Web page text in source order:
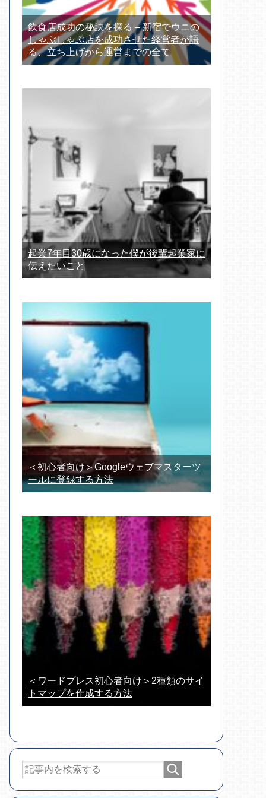
飲食店成功の秘訣を探る – 新宿でウニの
しゃぶしゃぶ店を成功させた経営者が語
る、立ち上げから運営までの全て
起業7年目30歳になった僕が後輩起業家に
伝えたいこと
＜初心者向け＞Googleウェブマスターツ
ールに登録する方法
＜ワードプレス初心者向け＞2種類のサイ
トマップを作成する方法